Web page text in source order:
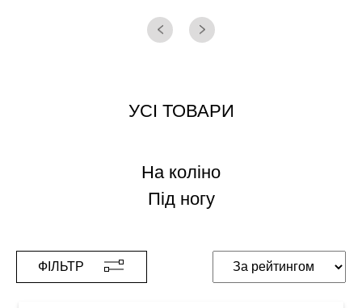
УСІ ТОВАРИ
На коліно
Під ногу
ФІЛЬТР